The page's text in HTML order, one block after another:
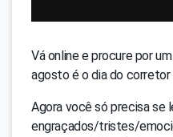
Vá online e procure por
agosto é o dia do corretor
Agora você só precisa se
engraçados/tristes/